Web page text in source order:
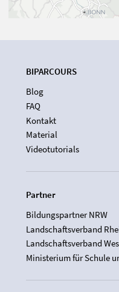
BIPARCOURS
Blog
FAQ
Kontakt
Material
Videotutorials
Partner
Bildungspartner NRW
Landschaftsverband
Landschaftsverband
Ministerium für Schule